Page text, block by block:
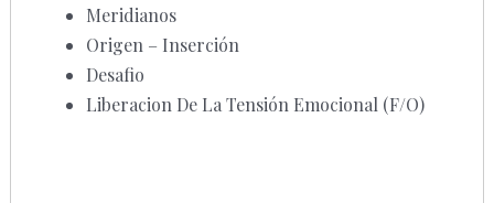
Meridianos
Origen – Inserción
Desafio
Liberacion De La Tensión Emocional (F/O)